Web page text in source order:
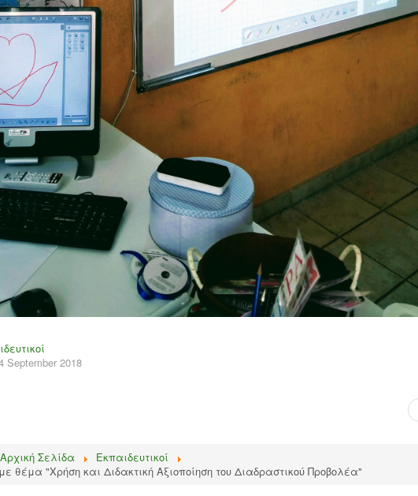
September 2018
Αρχική Σελίδα
Εκπαιδευτικοί
θέμα "Χρήση και Διδακτική Αξιοποίηση του Διαδραστικού Προβολέα"